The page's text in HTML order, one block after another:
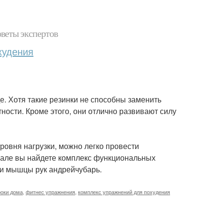
экспертов
Хотя такие резинки не способны заменить
Кроме этого, они отлично развивают силу
нагрузки, можно легко провести
вы найдете комплекс функциональных
мышцы рук андрейчубарь.
дома фитнес упражнения комплекс упражнений для похудения